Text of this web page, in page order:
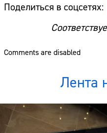
Поделиться в соцсетях:
Comments are disabled
Лента